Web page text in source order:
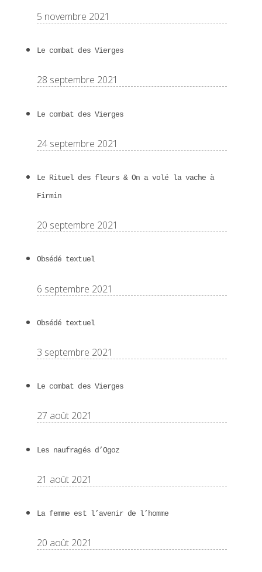
5 novembre 2021
Le combat des Vierges
28 septembre 2021
Le combat des Vierges
24 septembre 2021
Le Rituel des fleurs & On a volé la vache à
Firmin
20 septembre 2021
Obsédé textuel
6 septembre 2021
Obsédé textuel
3 septembre 2021
Le combat des Vierges
27 août 2021
Les naufragés d’Ogoz
21 août 2021
La femme est l’avenir de l’homme
20 août 2021